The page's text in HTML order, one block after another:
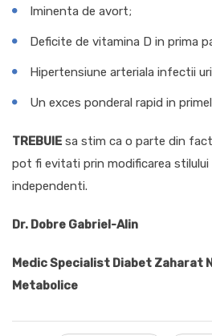
Iminenta de avort;
Deficite de vitamina D in prima
Hipertensiune arteriala infectii
Un exces ponderal rapid in
TREBUIE sa stim ca o parte din
pot fi evitati prin modificarea
independenti.
Dr. Dobre Gabriel-Alin
Medic Specialist Diabet Zaharat
Metabolice